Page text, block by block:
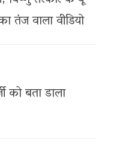
तंज वाला वीडियो
को बता डाला